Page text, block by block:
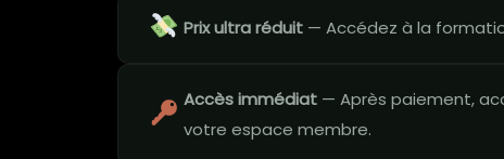
Prix ultra réduit — Accédez à la
Accès immédiat — Après paiement,
votre espace membre.